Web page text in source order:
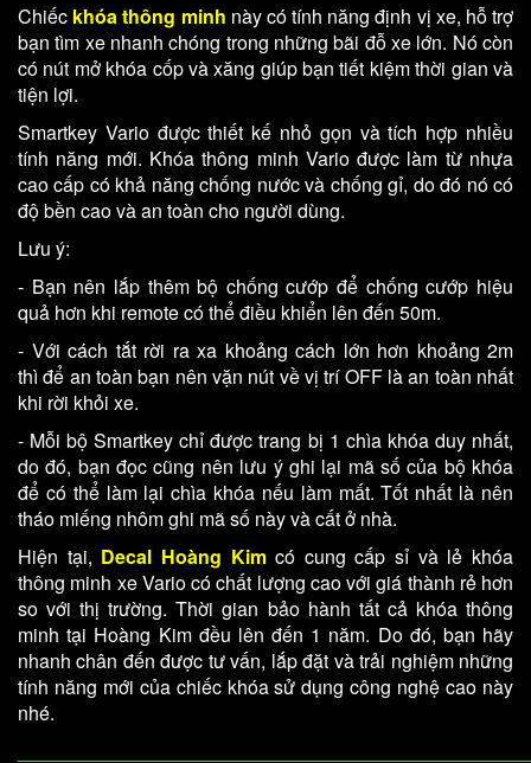
Chiếc khóa thông minh này có tính năng định vị xe, hỗ trợ
bạn tìm xe nhanh chóng trong những bãi đỗ xe lớn. Nó còn
có nút mở khóa cốp và xăng giúp bạn tiết kiệm thời gian và
tiện lợi.
Smartkey Vario được thiết kế nhỏ gọn và tích hợp nhiều
tính năng mới. Khóa thông minh Vario được làm từ nhựa
cao cấp có khả năng chống nước và chống gỉ, do đó nó có
độ bền cao và an toàn cho người dùng.
Lưu ý:
- Bạn nên lắp thêm bộ chống cướp để chống cướp hiệu
quả hơn khi remote có thể điều khiển lên đến 50m.
- Với cách tắt rời ra xa khoảng cách lớn hơn khoảng 2m
thì để an toàn bạn nên vặn nút về vị trí OFF là an toàn nhất
khi rời khỏi xe.
- Mỗi bộ Smartkey chỉ được trang bị 1 chìa khóa duy nhất,
do đó, bạn đọc cũng nên lưu ý ghi lại mã số của bộ khóa
để có thể làm lại chìa khóa nếu làm mất. Tốt nhất là nên
tháo miếng nhôm ghi mã số này và cất ở nhà.
Hiện tại, Decal Hoàng Kimcó cung cấp sỉ và lẻ khóa
thông minh xe Vario có chất lượng cao với giá thành rẻ hơn
so với thị trường. Thời gian bảo hành tất cả khóa thông
minh tại Hoàng Kim đều lên đến 1 năm. Do đó, bạn hãy
nhanh chân đến được tư vấn, lắp đặt và trải nghiệm những
tính năng mới của chiếc khóa sử dụng công nghệ cao này
nhé.